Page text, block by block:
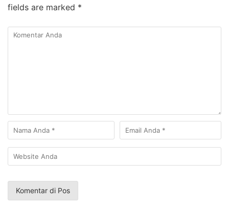
fields are marked *